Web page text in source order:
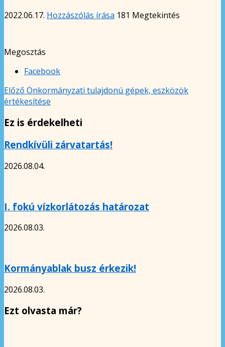
2022.06.17. Hozzászólás írása 181 Megtekintés
Megosztás
Facebook
Előző Önkormányzati tulajdonú gépek, eszközök
értékesítése
Ez is érdekelheti
Rendkívüli zárvatartás!
2026.08.04.
I. fokú vízkorlátozás határozat
2026.08.03.
Kormányablak busz érkezik!
2026.08.03.
Ezt olvasta már?